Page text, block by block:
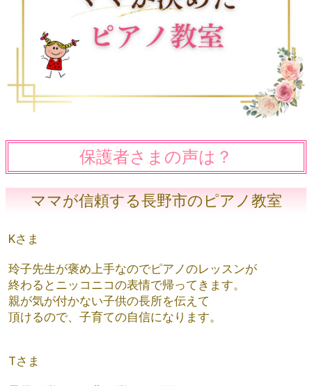
保護者さまの声は？
ママが信頼する長野市のピアノ教室
Kさま
玲子先生が褒め上手なのでピアノのレッスンが
終わるとニッコニコの表情で帰ってきます。
親が気が付かない子供の長所を伝えて
頂けるので、子育ての自信になります。
Tさま